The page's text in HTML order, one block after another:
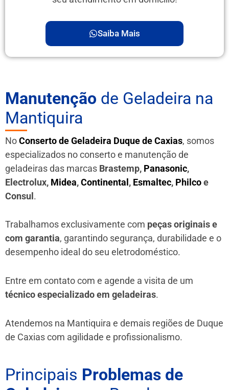
Saiba Mais
Manutenção de Geladeira na
Mantiquira
NoConserto de Geladeira Duque de Caxias, somos
especializados no conserto e manutenção de
geladeiras das marcas Brastemp, Panasonic,
Electrolux, Midea,Continental, Esmaltec, Philcoe
Consul.
Trabalhamos exclusivamente com peças originais e
com garantia, garantindo segurança, durabilidade e o
desempenho ideal do seu eletrodoméstico.
Entre em contato com e agende a visita de um
técnico especializado em geladeiras.
Atendemos na Mantiquira e demais regiões de Duque
de Caxiascom agilidade e profissionalismo.
Principais Problemas de